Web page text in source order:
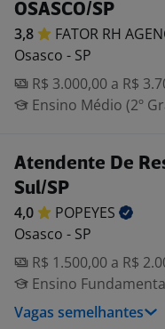
OSASCO/SP
3,8 FATOR RH
Osasco - SP
R$ 3.000,00 a R$
Ensino Médio (2º
Atendente De
Sul/SP
4,0
POPEYES
Osasco - SP
R$ 1.500,00 a R$
Ensino
Vagas semelhantes